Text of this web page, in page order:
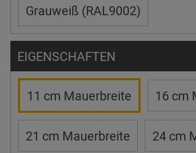
Grauweiß (RAL9002)
EIGENSCHAFTEN
11 cm Mauerbreite 16 cm
21 cm Mauerbreite 24 cm